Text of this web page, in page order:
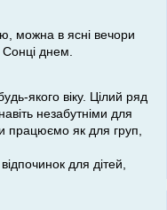
можна в ясні вечори
Сонці днем.
якого віку. Цілий ряд
незабутніми для
працюємо як для груп,
для дітей,